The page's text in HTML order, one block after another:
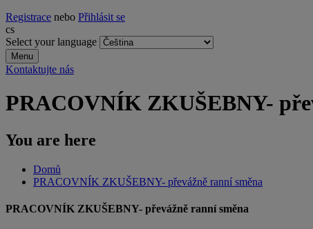
Registrace nebo Přihlásit se
cs
Select your language
Menu
Kontaktujte nás
PRACOVNÍK ZKUŠEBNY-
You are here
Domů
PRACOVNÍK ZKUŠEBNY- převážně ranní směna
PRACOVNÍK ZKUŠEBNY- převážně ranní směna